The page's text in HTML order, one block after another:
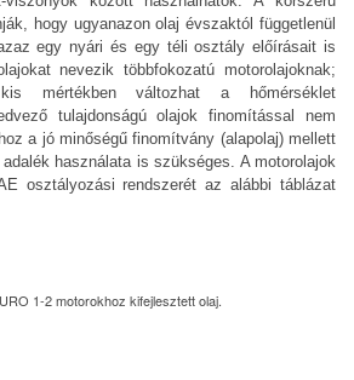
hogy ugyanazon olaj évszaktól függetlenül
egy nyári és egy téli osztály előírásait is
nevezik többfokozatú motorolajoknak;
mértékben változhat a hőmérséklet
tulajdonságú olajok finomítással nem
a jó minőségű finomítvány (alapolaj) mellett
használata is szükséges. A motorolajok
osztályozási rendszerét az alábbi táblázat
1-2 motorokhoz kifejlesztett olaj.